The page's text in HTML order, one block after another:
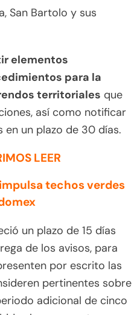
San Bartolo y sus
elementos
para la
territoriales que
así como notificar
un plazo de 30 días.
LEER
techos verdes
un plazo de 15 días
de los avisos, para
por escrito las
pertinentes sobre
adicional de cinco